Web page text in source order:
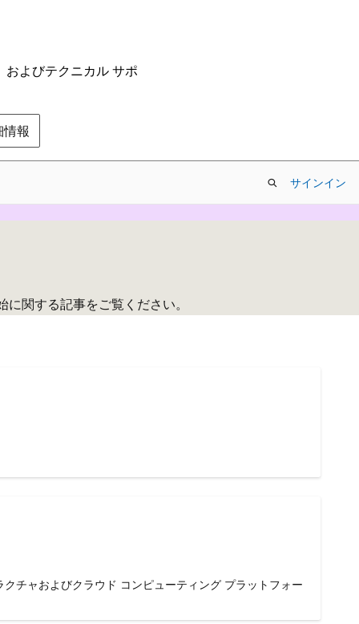
よびテクニカル サポ
報
サインイン
関する記事をご覧ください。
チャおよびクラウド コンピューティング プラットフォー